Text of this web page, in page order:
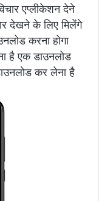
एप्लीकेशन देने
देखने के लिए मिलेंगे
करना होगा
है एक डाउनलोड
कर लेना है